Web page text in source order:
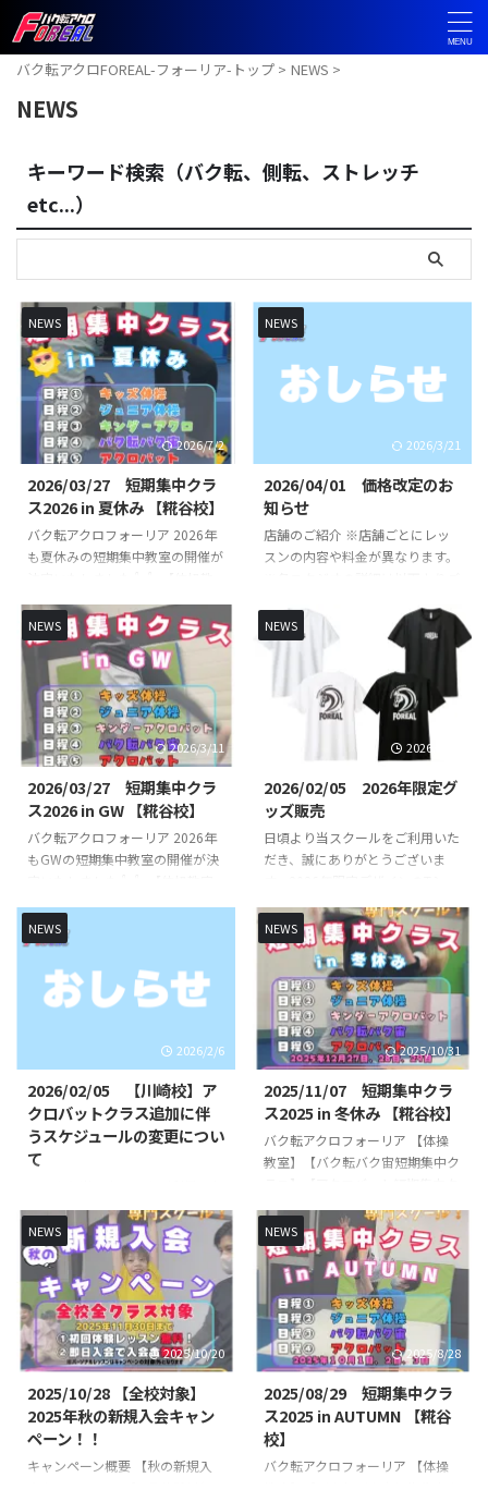
バク転アクロFOREAL-フォーリア-トップ > NEWS >
NEWS
キーワード検索（バク転、側転、ストレッチ
etc...）
NEWS
2026/7/2
2026/03/27 短期集中クラ
ス2026 in 夏休み 【糀谷校】
バク転アクロフォーリア 2026年
も夏休みの短期集中教室の開催が
宙短期集中クラス】【アクロバッ
ト短期集中クラス】を開講いたし
ます！バク転を出来るようになり
たいお子様やできるようになりた
い技など基礎基本から競技レベル
の技まで練習していきます👌 初
心者未経験の方でもスタッフが丁
は、全日本大会出場経験のある先
生が直接指導いたします👨‍🏫 短
期集中クラス概要 日時・日程 日
程１（キッズ体操） ①8月12日
NEWS
2026/3/21
2026/04/01 価格改定のお
知らせ
店舗のご紹介 ※店舗ごとにレッ
スンの内容や料金が異なります。
校 （直営校） FOREAL京急蒲田校
のレッスンスケジュールや開講ク
い。 FOREAL京急蒲田校 COZY蒲
田校 （定期レッスン） COZY蒲
田校のレッスンスケジュールや開
講クラスはこちらからご確認くだ
川崎校 （定期レッスン）
SHOWBUZZ川崎校のレッスンス
ケジュールや開講クラスはこちら
からご確認ください。 ...
NEWS
2026/3/11
2026/03/27 短期集中クラ
ス2026 in GW 【糀谷校】
バク転アクロフォーリア 2026年
もGWの短期集中教室の開催が決
短期集中クラス】【アクロバット
短期集中クラス】を開講いたしま
す！バク転を出来るようになりた
いお子様やできるようになりたい
技など基礎基本から競技レベルの
者未経験の方でもスタッフが丁寧
全日本大会出場経験のある先生が
直接指導いたします👨‍🏫 短期集
中クラス概要 日時・日程 日程１
（キッズ体操） ①5月4日
NEWS
2026/2/19
2026/02/05 2026年限定グ
ッズ販売
日頃より当スクールをご利用いた
だき、誠にありがとうございま
は午年🐴と言うことでかっこいい
馬をモチーフにしたデザインを作
成致しました！ 2026年のみの限
定デザインとなりますのでお早め
にご注文ください！ Tシャツデザ
イン 胸のイラスト 背面イラスト
これまでのオリジナルロゴデザイ
続きご購入いただけます！ 購入
方法 LINE公式アカウントから必
要事項をご入力いただき、お申し
込みください！※【各種お問い合
NEWS
2026/2/6
2026/02/05 【川崎校】ア
クロバットクラス追加に伴
うスケジュールの変更につい
て
だき、誠にありがとうございま
す。 この度、川崎校のクラスを
追加させていただく運びとなりま
した。それに伴い、一部クラスの
開講時間が変更となります。
《対象クラス》◯SHOWBUZZ川
崎校アクロバットクラス ※小学
生以上対象開講日（開講時間）：
日曜日（１４：１５〜１５：３
５）↓〈変更後〉アクロバットク
ラス ※小学生以上対象月額受講
料 ￥９，９００−開講日（開講
時間）：日曜日（１４：１０〜１
NEWS
2025/10/31
2025/11/07 短期集中クラ
ス2025 in 冬休み 【糀谷校】
バク転アクロフォーリア 【体操
教室】【バク転バク宙短期集中ク
を出来るようになりたいお子様や
できるようになりたい技など基礎
基本から競技レベルの技まで練習
していきます👌 初心者未経験の
方でもスタッフが丁寧に指導いた
します🔥🔥 指導は、全日本大会
出場経験のある先生が直接指導い
要 日時・日程 日程１（キッズ体
操） ①12月27日（土） 10時
30分〜11時30分②12月28日
（日） 10時30分〜11時30分
NEWS
2025/10/20
2025/10/28 【全校対象】
2025年秋の新規入会キャン
ペーン！！
キャンペーン概要 【秋の新規入
NEWS
2025/8/28
2025/08/29 短期集中クラ
ス2025 in AUTUMN 【糀谷
校】
バク転アクロフォーリア 【体操